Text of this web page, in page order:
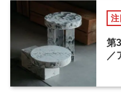
注
第
／